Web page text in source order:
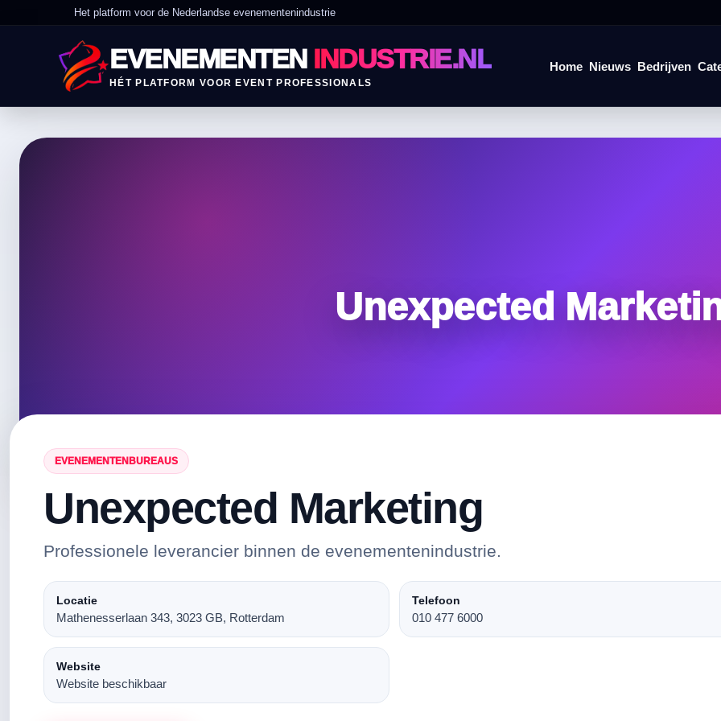
Het platform voor de Nederlandse evenementenindustrie
EVENEMENTEN INDUSTRIE.NL
HÉT PLATFORM VOOR EVENT PROFESSIONALS
Home Nieuws Bedrijven
Unexpected
EVENEMENTENBUREAUS
Unexpected Marketing
Professionele leverancier binnen de evenementenindustrie.
Locatie
Mathenesserlaan 343, 3023 GB, Rotterdam
Telefoon
010 477 6000
Website
Website beschikbaar